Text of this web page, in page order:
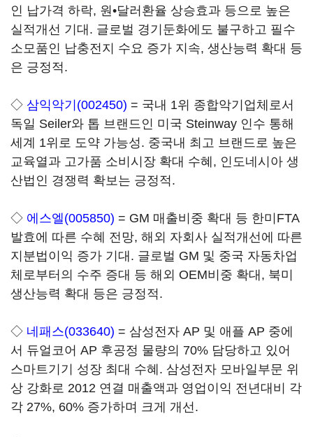
인 납가격 하락, 원•달러환율 상승효과 등으로 높은
실적개선 기대. 글로벌 경기둔화에도 불구하고 필수
소모품인 납충전지 수요 증가 지속, 생산능력 확대 등
은 긍정적.
◇ 삼익악기(002450) = 국내 1위 종합악기업체로서
독일 Seiler와 톱 브랜드인 미국 Steinway 인수 통해
세계 1위로 도약 가능성. 중국내 최고 브랜드로 높은
교육열과 고가품 소비시장 확대 수혜, 인도네시아 생
산법인 경쟁력 확보는 긍정적.
◇ 에스엘(005850) = GM 매출비중 확대 등 한미FTA
발효에 따른 수혜 전망, 해외 자회사 실적개선에 따른
지분법이익 증가 기대. 글로벌 GM 및 중국 자동차업
체로부터의 수주 증대 등 해외 OEM비중 확대, 북미
생산능력 확대 등은 긍정적.
◇ 네패스(033640) = 삼성전자 AP 및 애플 AP 중에
서 듀얼코어 AP 후공정 물량의 70% 담당하고 있어
스마트기기 성장 최대 수혜. 삼성전자 모바일부문 위
상 강화로 2012 연결 매출액과 영업이익 전년대비 각
각 27%, 60% 증가하며 크게 개선.